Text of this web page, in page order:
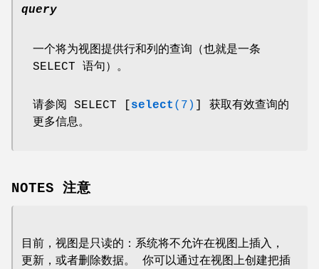
query
一个将为视图提供行和列的查询（也就是一条
SELECT 语句）。
请参阅 SELECT [ select (7)
] 获取有效查询的
更多信息。
NOTES 注意
目前，视图是只读的：系统将不允许在视图上插入，
更新，或者删除数据。 你可以通过在视图上创建把插